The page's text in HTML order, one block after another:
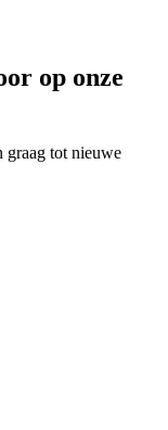
op onze
graag tot nieuwe